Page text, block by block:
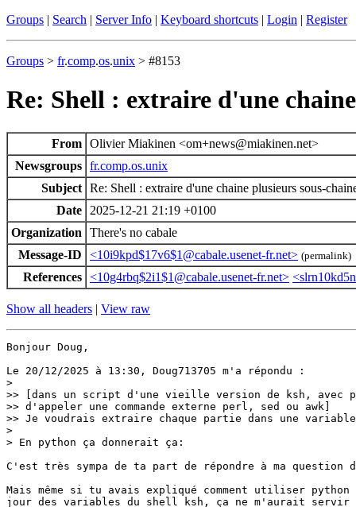
Groups | Search | Server Info | Keyboard shortcuts | Login | Register
Groups > fr.comp.os.unix > #8153
Re: Shell : extraire d'une
From Olivier Miakinen <om+news@miakinen.net>
Newsgroups fr.comp.os.unix
Subject Re: Shell : extraire d'une chaine plusieurs sous-
Date
2025-12-21 21:19 +0100
Organization
There's no cabale
Message-ID
<10i9kpd$17v6$1@cabale.usenet-fr.net> (permalink)
References <10g4rbq$2i1$1@cabale.usenet-fr.net>
Show all headers | View raw
Bonjour Doug,
Le 20/12/2025 à 13:30, Doug713705 m'a répondu :
>
>> [dans un script d'une vieille version de ksh, avec
>> d'appeler une commande externe perl, sed ou awk]
>> Je voudrais extraire chaque partie dans une
>
> En python ça donnerait ça:
C'est très sympa de ta part de répondre à ma question
Mais même si tu avais expliqué comment utiliser python
jour des variables du shell ksh, ça ne m'aurait